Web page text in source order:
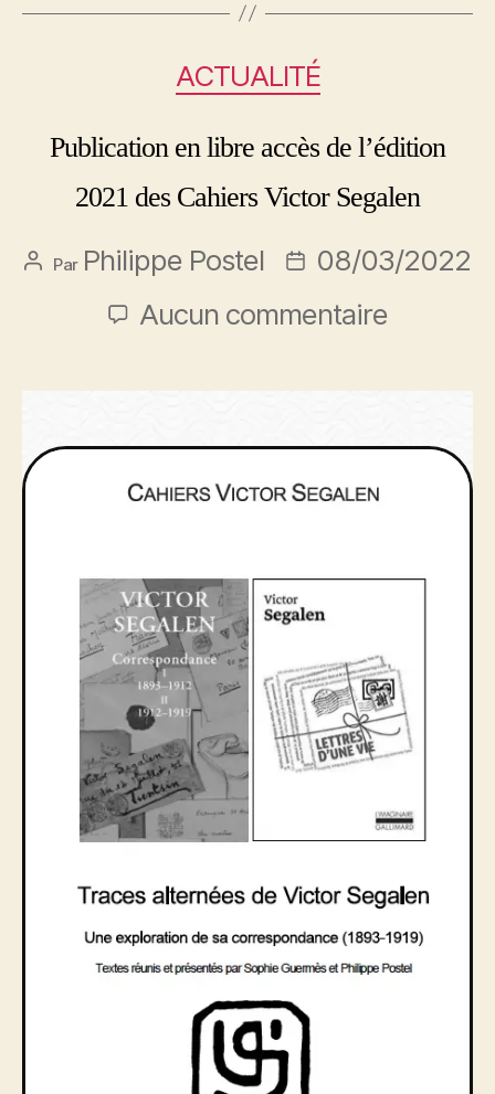
ACTUALITÉ
Publication en libre accès de l’édition
2021 des Cahiers Victor Segalen
Par Philippe Postel
08/03/2022
Aucun commentaire